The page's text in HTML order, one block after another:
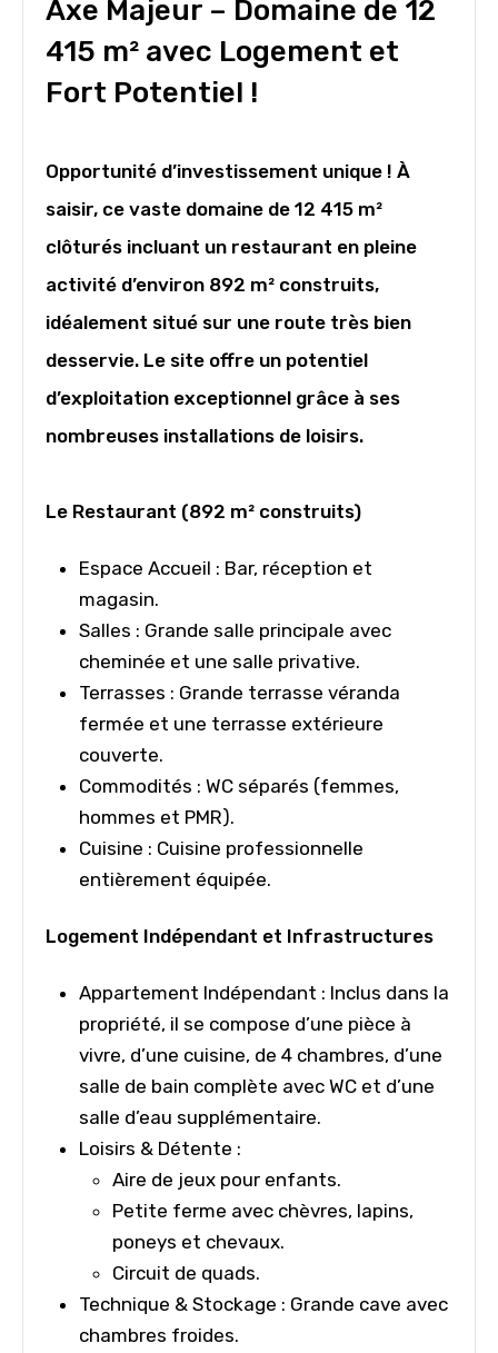
Axe Majeur – Domaine de 12
415 m² avec Logement et
Fort Potentiel !
Opportunité d’investissement unique ! À
saisir, ce vaste domaine de 12 415 m²
clôturés incluant un restaurant en pleine
activité d’environ 892 m² construits,
idéalement situé sur une route très bien
desservie. Le site offre un potentiel
d’exploitation exceptionnel grâce à ses
nombreuses installations de loisirs.
Le Restaurant (892 m² construits)
Espace Accueil : Bar, réception et
magasin.
Salles : Grande salle principale avec
cheminée et une salle privative.
Terrasses : Grande terrasse véranda
fermée et une terrasse extérieure
couverte.
Commodités : WC séparés (femmes,
hommes et PMR).
Cuisine : Cuisine professionnelle
entièrement équipée.
Logement Indépendant et Infrastructures
Appartement Indépendant : Inclus dans la
propriété, il se compose d’une pièce à
vivre, d’une cuisine, de 4 chambres, d’une
salle de bain complète avec WC et d’une
salle d’eau supplémentaire.
Loisirs & Détente :
Aire de jeux pour enfants.
Petite ferme avec chèvres, lapins,
poneys et chevaux.
Circuit de quads.
Technique & Stockage : Grande cave avec
chambres froides.